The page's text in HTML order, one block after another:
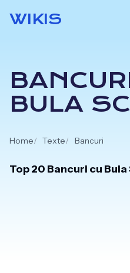
WIKIS
BULA
Home Texte Bancuri
Top 20 Bancuri cu